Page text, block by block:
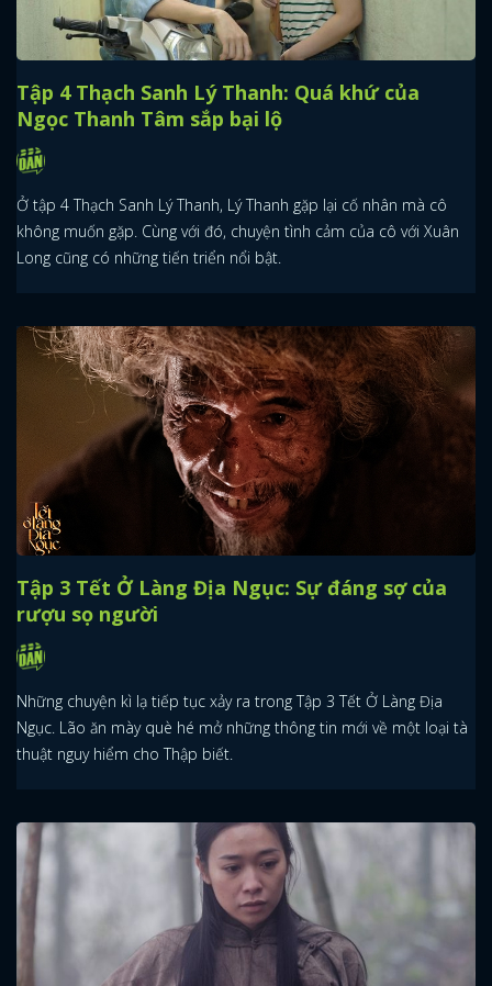
Tập 4 Thạch Sanh Lý Thanh: Quá khứ của
Ngọc Thanh Tâm sắp bại lộ
Ở tập 4 Thạch Sanh Lý Thanh, Lý Thanh gặp lại cố nhân mà cô
không muốn gặp. Cùng với đó, chuyện tình cảm của cô với Xuân
Long cũng có những tiến triển nổi bật.
Tập 3 Tết Ở Làng Địa Ngục: Sự đáng sợ của
rượu sọ người
Những chuyện kì lạ tiếp tục xảy ra trong Tập 3 Tết Ở Làng Địa
Ngục. Lão ăn mày què hé mở những thông tin mới về một loại tà
thuật nguy hiểm cho Thập biết.